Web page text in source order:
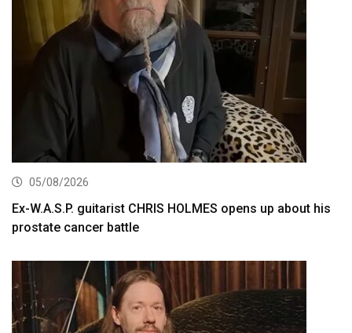
05/08/2026
Ex-W.A.S.P. guitarist CHRIS HOLMES opens up about his
prostate cancer battle